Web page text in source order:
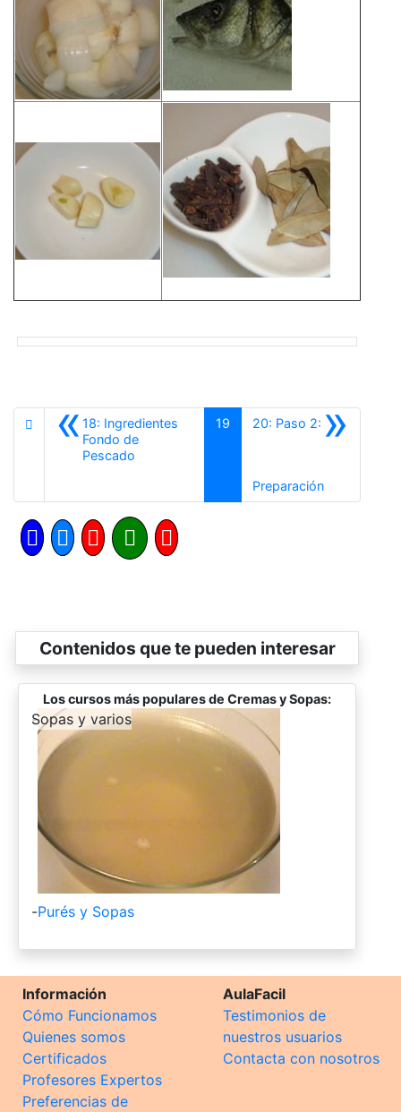
«18: Ingredientes
Fondo de
Pescado
19 »
20: Paso 2:
PreparaciónSiguiente
Contenidos que te pueden interesar
Los cursos más populares de Cremas y Sopas:
-
Sopas y varios
-Purés y Sopas
Información
Cómo Funcionamos
Quienes somos
Certificados
Profesores Expertos
Preferencias de
AulaFacil
Testimonios de
nuestros usuarios
Contacta con nosotros